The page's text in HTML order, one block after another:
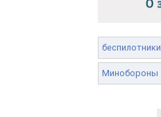
беспилотники
Минобороны